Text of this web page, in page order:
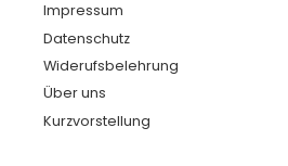
Impressum
Datenschutz
Widerufsbelehrung
Über uns
Kurzvorstellung